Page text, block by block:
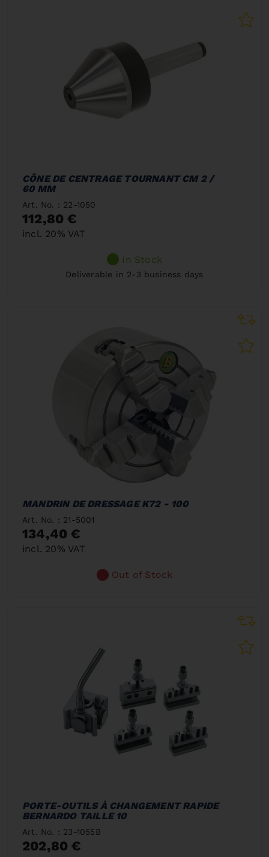
CÔNE DE CENTRAGE TOURNANT CM 2 /
60 MM
Art. No. : 22-1050
112,80 €
incl. 20% VAT
In Stock
Deliverable in 2-3 business days
MANDRIN DE DRESSAGE K72 - 100
Art. No. : 21-5001
134,40 €
incl. 20% VAT
Out of Stock
PORTE-OUTILS À CHANGEMENT RAPIDE
BERNARDO TAILLE 10
Art. No. : 23-1055B
202,80 €